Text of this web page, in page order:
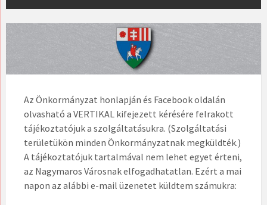
Az Önkormányzat honlapján és Facebook oldalán
olvasható a VERTIKAL kifejezett kérésére felrakott
tájékoztatójuk a szolgáltatásukra. (Szolgáltatási
területükön minden Önkormányzatnak megküldték.)
A tájékoztatójuk tartalmával nem lehet egyet érteni,
az Nagymaros Városnak elfogadhatatlan. Ezért a mai
napon az alábbi e-mail üzenetet küldtem számukra: